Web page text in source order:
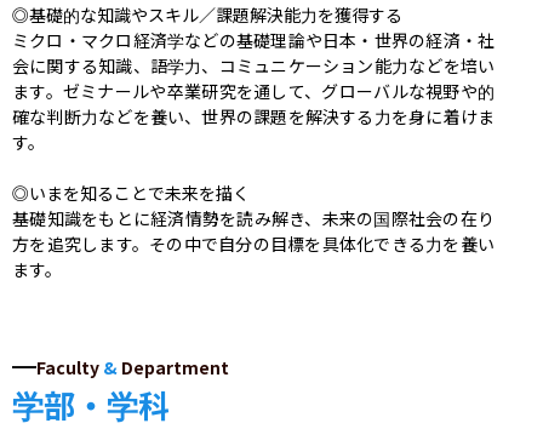
◎基礎的な知識やスキル／課題解決能力を獲得する
ミクロ・マクロ経済学などの基礎理論や日本・世界の経済・社
会に関する知識、語学力、コミュニケーション能力などを培い
ます。ゼミナールや卒業研究を通して、グローバルな視野や的
確な判断力などを養い、世界の課題を解決する力を身に着けま
す。
◎いまを知ることで未来を描く
基礎知識をもとに経済情勢を読み解き、未来の国際社会の在り
方を追究します。その中で自分の目標を具体化できる力を養い
ます。
Faculty & Department
学部・学科